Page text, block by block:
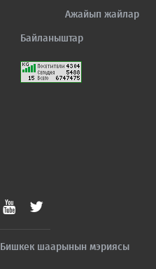
Ажайып жайлар
Байланыштар
Бишкек шаарынын мэриясы